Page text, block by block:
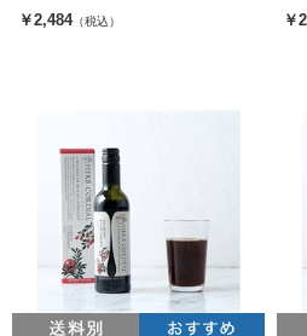
￥2,484（税込） ￥